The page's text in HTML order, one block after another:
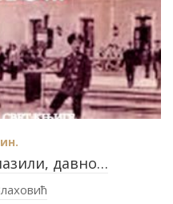
давно…